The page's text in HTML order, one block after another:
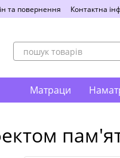
та повернення Контактна
Матраци